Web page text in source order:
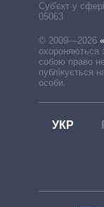
Cуб'єкт у
05063
© 2009—2026
охороняються
собою право
публікується
особи.
УКР